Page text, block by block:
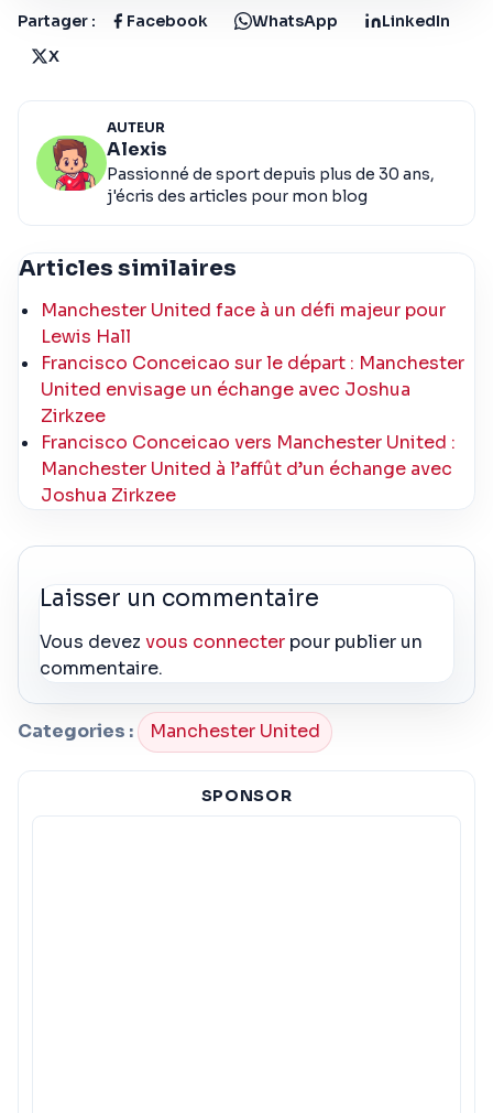
Partager : Facebook WhatsApp
LinkedIn
X
AUTEUR
Alexis
Passionné de sport depuis plus de 30 ans,
j'écris des articles pour mon blog
Articles similaires
Manchester United face à un défi majeur pour
Lewis Hall
Francisco Conceicao sur le départ : Manchester
United envisage un échange avec Joshua
Zirkzee
Francisco Conceicao vers Manchester United :
Manchester United à l’affût d’un échange avec
Joshua Zirkzee
Laisser un commentaire
Vous devezvous connecter pour publier un
commentaire.
Categories : Manchester United
SPONSOR